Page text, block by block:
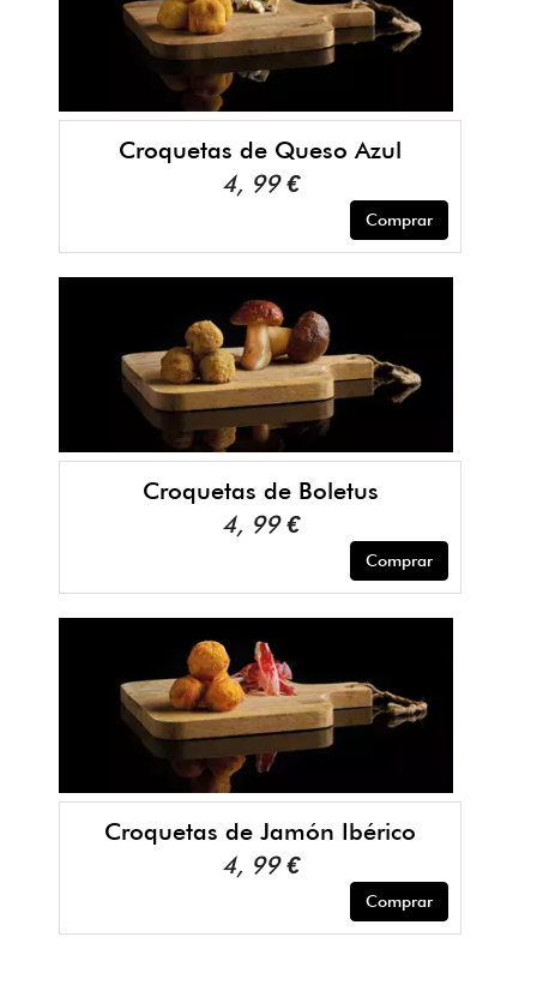
Croquetas de Queso Azul
4, 99 €
Comprar
Croquetas de Boletus
4, 99 €
Comprar
Croquetas de Jamón Ibérico
4, 99 €
Comprar